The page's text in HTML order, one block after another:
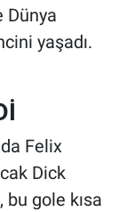
Dünya
yaşadı.
Felix
Dick
gole kısa